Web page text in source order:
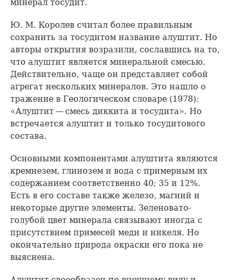
минерал тосудит.
Ю. М. Королев считал более правильным
сохранить за тосудитом название алуштит. Но
авторы открытия возразили, сославшись на то,
что алуштит является минеральной смесью.
Действительно, чаще он представляет собой
агрегат нескольких минералов. Это нашло о
тражение в Геологическом словаре (1978):
«Алуштит — смесь диккита и тосудита». Но
встречается алуштит и только тосудитового
состава.
Основными компонентами алуштита являются
кремнезем, глинозем и вода с примерным их
содержанием соответственно 40; 35 и 12%.
Есть в его составе также железо, магний и
некоторые другие элементы. Зеленовато-
голубой цвет минерала связывают иногда с
присутствием примесей меди и никеля. Но
окончательно природа окраски его пока не
выяснена.